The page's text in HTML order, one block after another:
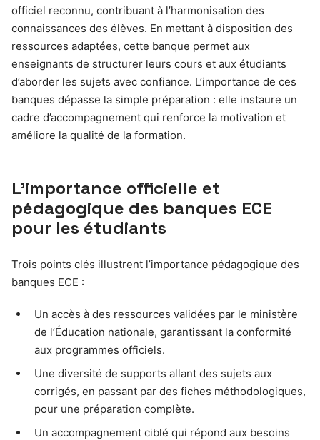
officiel reconnu, contribuant à l’harmonisation des
connaissances des élèves. En mettant à disposition des
ressources adaptées, cette banque permet aux
enseignants de structurer leurs cours et aux étudiants
d’aborder les sujets avec confiance. L’importance de ces
banques dépasse la simple préparation : elle instaure un
cadre d’accompagnement qui renforce la motivation et
améliore la qualité de la formation.
L’importance officielle et
pédagogique des banques ECE
pour les étudiants
Trois points clés illustrent l’importance pédagogique des
banques ECE :
Un accès à des ressources validées par le ministère
de l’Éducation nationale, garantissant la conformité
aux programmes officiels.
Une diversité de supports allant des sujets aux
corrigés, en passant par des fiches méthodologiques,
pour une préparation complète.
Un accompagnement ciblé qui répond aux besoins